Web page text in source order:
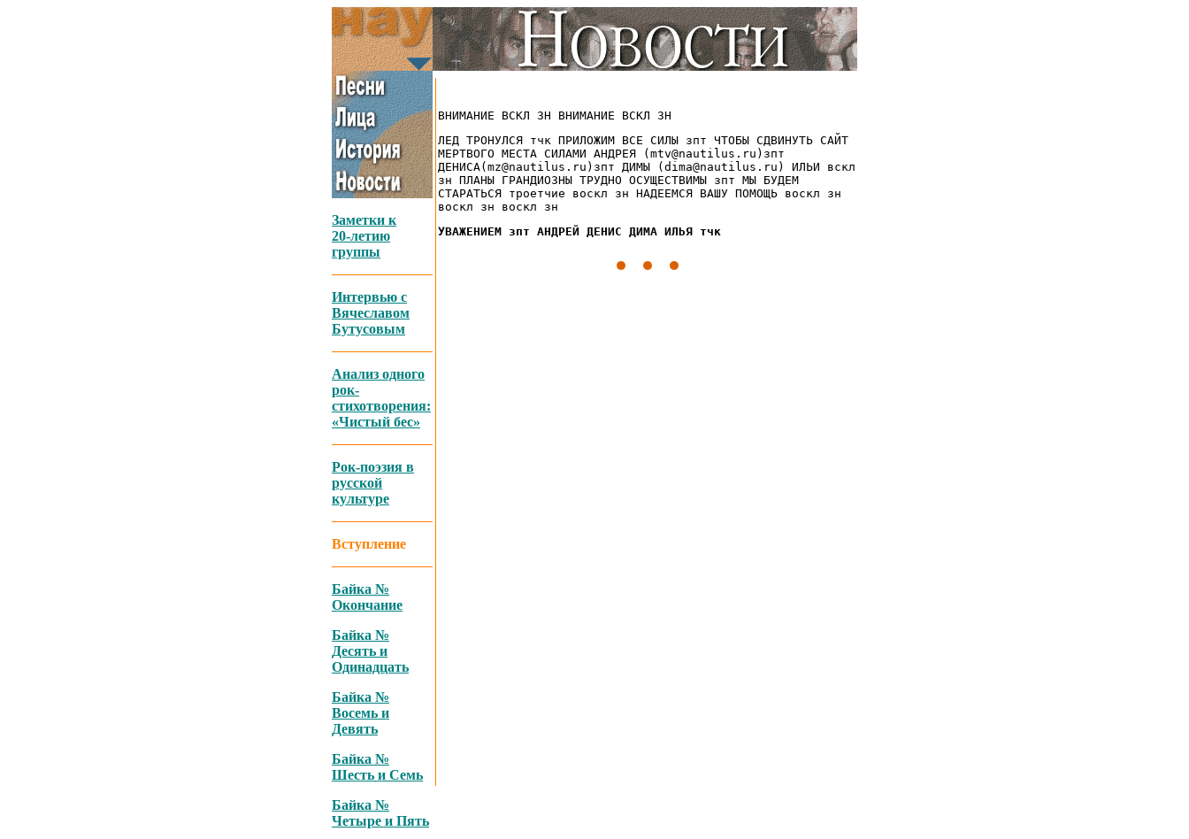
Заметки к
20-летию
группы
Интервью с
Вячеславом
Бутусовым
Анализ одного
рок-
стихотворения:
«Чистый бес»
Рок-поэзия в
русской
культуре
Вступление
Байка №
Окончание
Байка №
Десять и
Одинадцать
Байка №
Восемь и
Девять
Байка №
Шесть и Семь
Байка №
Четыре и Пять
ВНИМАНИЕ ВСКЛ ЗН ВНИМАНИЕ ВСКЛ ЗН
ЛЕД ТРОНУЛСЯ тчк ПРИЛОЖИМ ВСЕ СИЛЫ зпт ЧТОБЫ СДВИНУТЬ САЙТ
МЕРТВОГО МЕСТА СИЛАМИ АНДРЕЯ (mtv@nautilus.ru)зпт
ДЕНИСА(mz@nautilus.ru)зпт ДИМЫ (dima@nautilus.ru) ИЛЬИ вскл
зн ПЛАНЫ ГРАНДИОЗНЫ ТРУДНО ОСУЩЕСТВИМЫ зпт МЫ БУДЕМ
СТАРАТЬСЯ троетчие воскл зн НАДЕЕМСЯ ВАШУ ПОМОЩЬ воскл зн
воскл зн воскл зн
УВАЖЕНИЕМ зпт АНДРЕЙ ДЕНИС ДИМА ИЛЬЯ тчк